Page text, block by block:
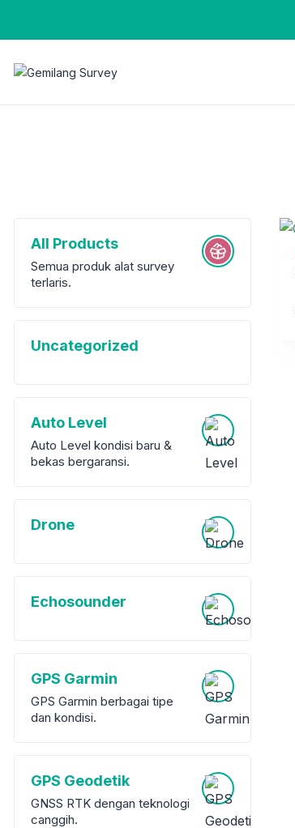
All Products
Semua produk alat survey
terlaris.
Uncategorized
Auto Level
Auto Level kondisi baru &
bekas bergaransi.
Drone
Echosounder
GPS Garmin
GPS Garmin berbagai tipe
dan kondisi.
GPS Geodetik
GNSS RTK dengan teknologi
canggih.